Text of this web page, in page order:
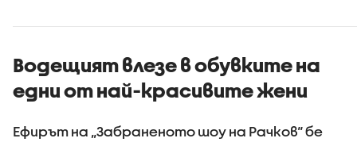
Водещият влезе в обувките на
едни от най-красивите жени
Ефирът на „Забраненото шоу на Рачков“ бе